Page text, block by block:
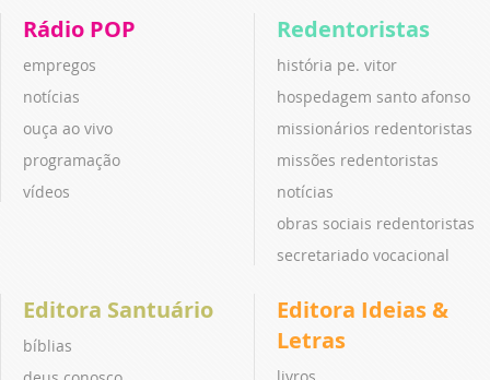
Rádio POP
empregos
notícias
ouça ao vivo
programação
vídeos
Redentoristas
história pe. vitor
hospedagem santo afonso
missionários redentoristas
missões redentoristas
notícias
obras sociais redentoristas
secretariado vocacional
Editora Santuário
bíblias
Editora Ideias &
Letras